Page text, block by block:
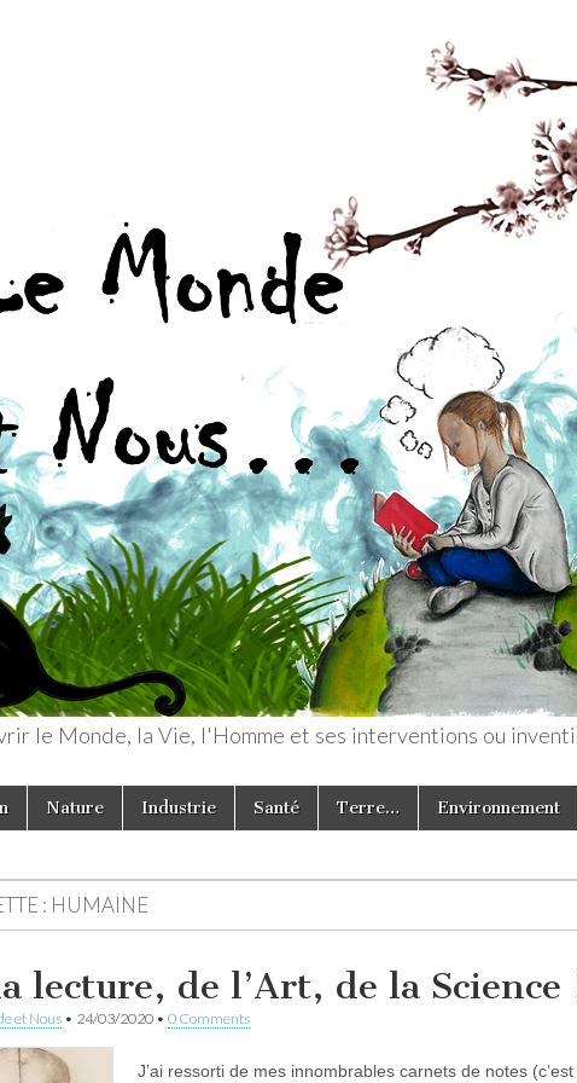
le Monde, la Vie, l'Homme et ses interventions ou
Nature Industrie Santé Terre… Environnement
: HUMAINE
lecture, de l’Art, de la Science
et Nous • 24/03/2020 • 0 Comments
J’ai ressorti de mes innombrables carnets de notes